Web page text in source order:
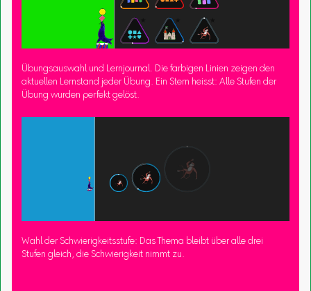
Übungsauswahl und Lernjournal. Die farbigen Linien zeigen den
aktuellen Lernstand jeder Übung. Ein Stern heisst: Alle Stufen der
Übung wurden perfekt gelöst.
Wahl der Schwierigkeitsstufe: Das Thema bleibt über alle drei
Stufen gleich, die Schwierigkeit nimmt zu.